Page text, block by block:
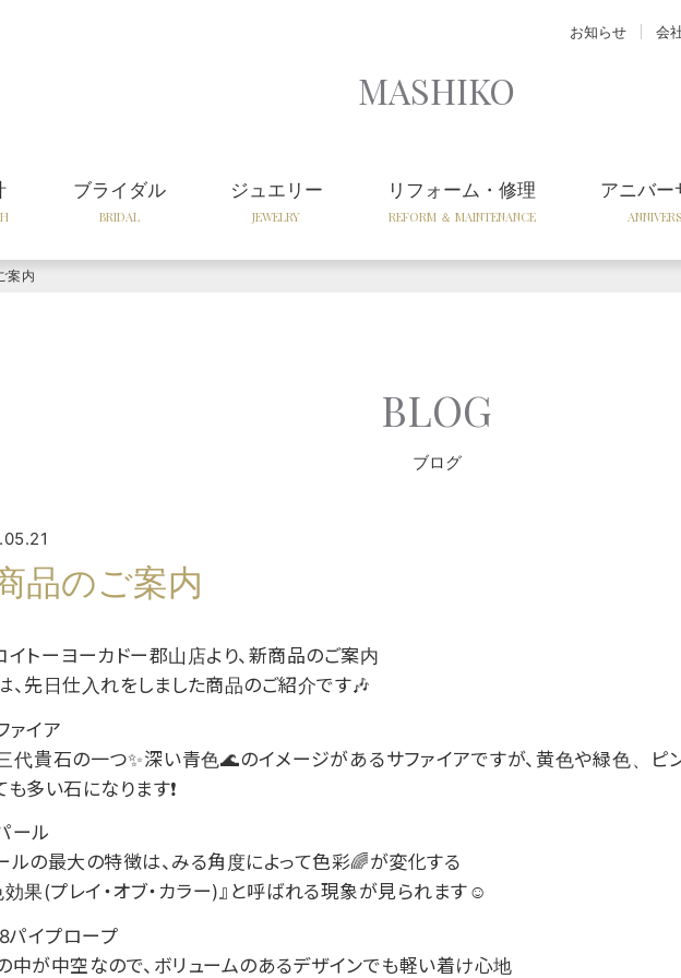
MASHIKO
ブライダル
BRIDAL
ジュエリー
JEWELRY
リフォーム・修理
REFORM ＆ MAINTENANCE
アニバー
お知らせ 会
案内
BLOG
ブログ
品のご案内
イトーヨーカドー郡山店より、新商品のご案内
、先日仕入れをしました商品のご紹介です🎶
ァイア
代貴石の一つ✨深い青色🌊のイメージがあるサファイアですが、黄色や緑色、ピ
も多い石になります❗
ール
ルの最大の特徴は、みる角度によって色彩🌈が変化する
効果(プレイ・オブ・カラー)』と呼ばれる現象が見られます☺
イプロープ
中が中空なので、ボリュームのあるデザインでも軽い着け心地